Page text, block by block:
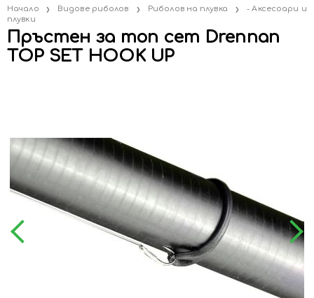
Начало Видове риболов Риболов на плувка
- Аксесоари и
плувки
Пръстен за топ сет Drennan
TOP SET HOOK UP